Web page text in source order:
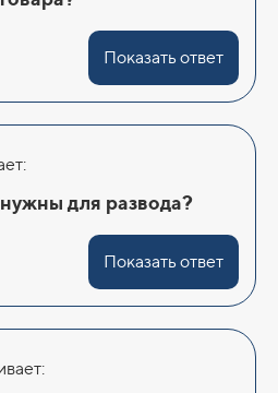
Показать ответ
для развода?
Показать ответ